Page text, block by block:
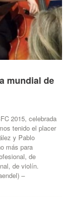
mundial de
2015, celebrada
tenido el placer
y Pablo
más para
de
de violín.
–